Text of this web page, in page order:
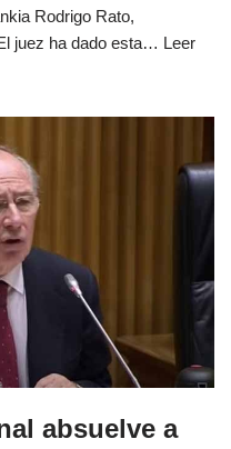
Rodrigo Rato,
juez ha dado esta… Leer
absuelve a